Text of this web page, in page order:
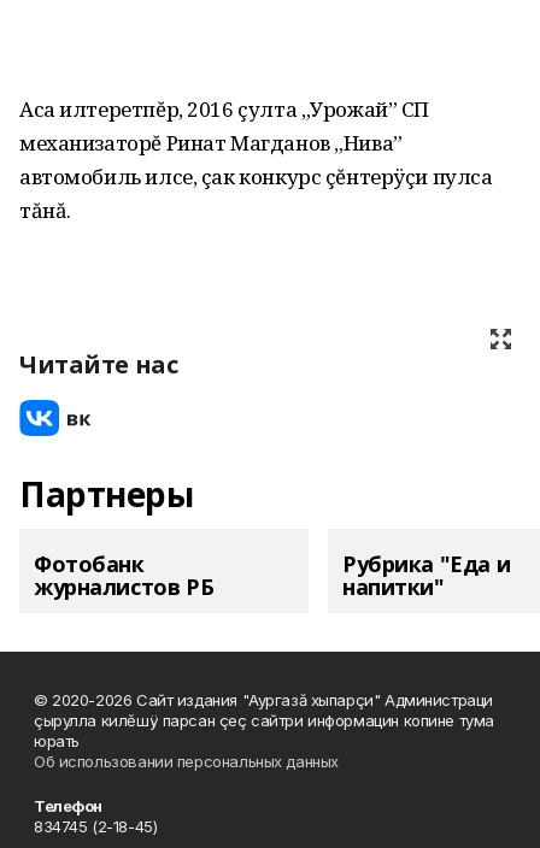
Аса илтеретпĕр, 2016 çулта „Урожай” СП
механизаторĕ Ринат Магданов „Нива”
автомобиль илсе, çак конкурс çĕнтерÿçи пулса
тăнă.
Читайте нас
Партнеры
Фотобанк
журналистов РБ
Рубрика "Еда и
напитки"
© 2020-2026 Сайт издания "Аургазă хыпарçи" Администраци
çырулла килĕшÿ парсан çеç сайтри информацин копине тума
юрать
Об использовании персональных данных
Телефон
834745 (2-18-45)